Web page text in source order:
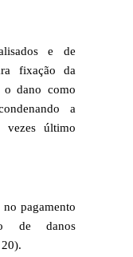
e de
fixação da
o dano como
a
vezes último
pagamento
de danos